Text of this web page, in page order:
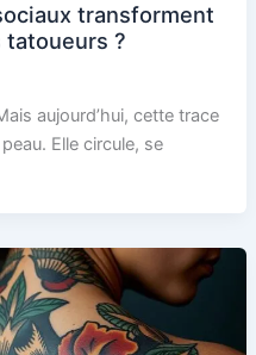
transforment
?
aujourd’hui, cette trace
Elle circule, se